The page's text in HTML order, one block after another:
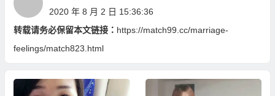
2020 年 8 月 2 日 15:36:36
转载请务必保留本文链接： https://match99.cc/marriage-
feelings/match823.html